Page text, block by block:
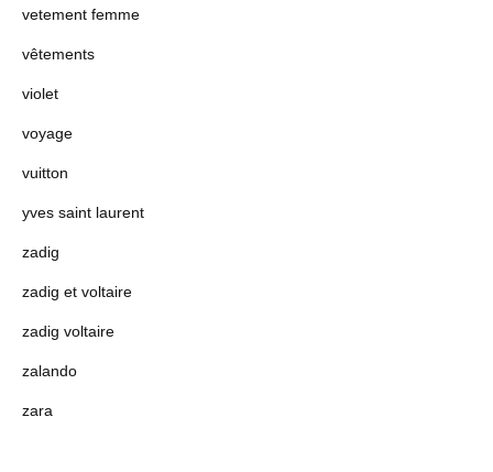
vetement femme
vêtements
violet
voyage
vuitton
yves saint laurent
zadig
zadig et voltaire
zadig voltaire
zalando
zara